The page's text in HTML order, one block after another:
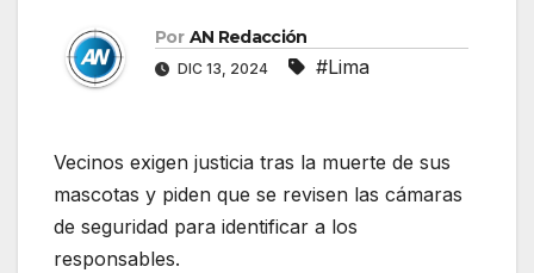
Por AN Redacción
DIC 13, 2024 #Lima
Vecinos exigen justicia tras la muerte de sus
mascotas y piden que se revisen las cámaras
de seguridad para identificar a los
responsables.